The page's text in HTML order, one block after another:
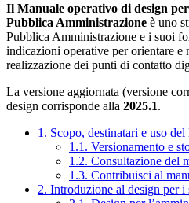
Il Manuale operativo di design
Pubblica Amministrazione è uno
Pubblica Amministrazione e i suoi
indicazioni operative per orientare e
realizzazione dei punti di contatto
La versione aggiornata (versione
design corrisponde alla 2025.1.
1. Scopo, destinatari e uso
1.1. Versionamento e
1.2. Consultazione del
1.3. Contribuisci al
2. Introduzione al design per